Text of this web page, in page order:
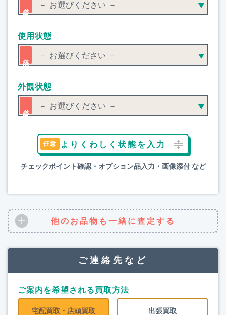
使用状態
外観状態
よりくわしく状態を入力
チェックポイント確認・オプション品入力・画像添付 など
他のお品物も一緒に査定する
ご連絡先など
ご案内を希望される買取方法
宅配買取・店頭買取 出張買取